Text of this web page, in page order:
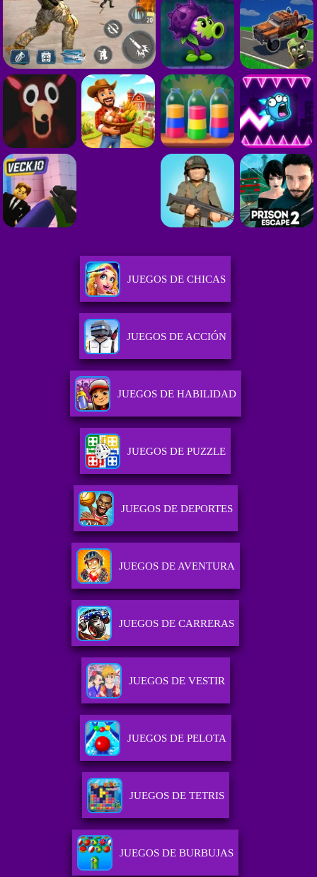
JUEGOS DE CHICAS
JUEGOS DE ACCIÓN
JUEGOS DE HABILIDAD
JUEGOS DE PUZZLE
JUEGOS DE DEPORTES
JUEGOS DE AVENTURA
JUEGOS DE CARRERAS
JUEGOS DE VESTIR
JUEGOS DE PELOTA
JUEGOS DE TETRIS
JUEGOS DE BURBUJAS